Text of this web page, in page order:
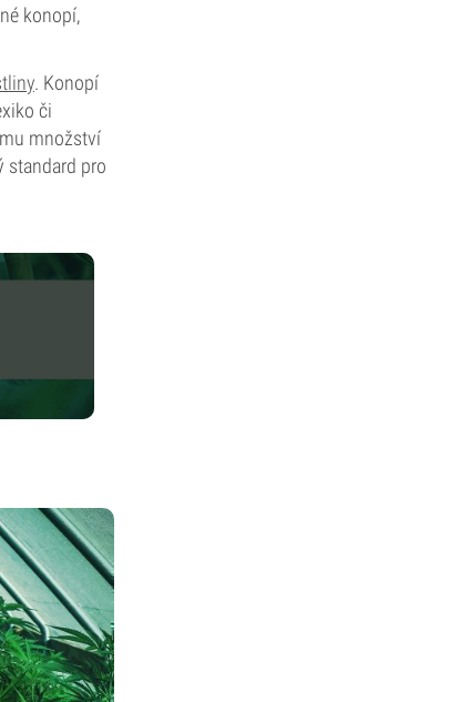
konopí,
. Konopí
či
množství
standard pro